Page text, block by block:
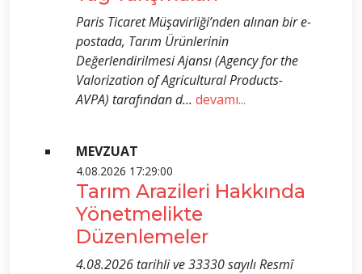
Paris Ticaret Müşavirliği’nden alınan bir e-
postada, Tarım Ürünlerinin
Değerlendirilmesi Ajansı (Agency for the
Valorization of Agricultural Products-
AVPA) tarafından d... devamı...
MEVZUAT
4.08.2026 17:29:00
Tarım Arazileri Hakkında
Yönetmelikte
Düzenlemeler
4.08.2026 tarihli ve 33330 sayılı Resmî